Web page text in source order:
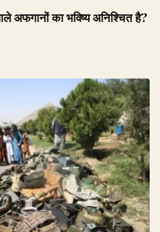
अफगानों का भविष्य अनिश्चित है?